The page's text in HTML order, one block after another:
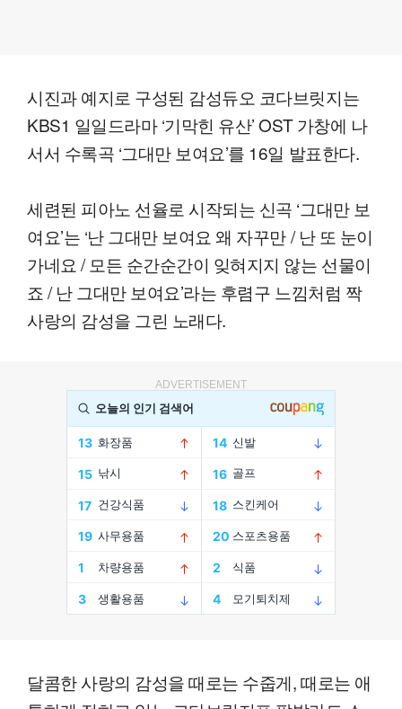
시진과 예지로 구성된 감성듀오 코다브릿지는
KBS1 일일드라마 ‘기막힌 유산’ OST 가창에 나
서서 수록곡 ‘그대만 보여요’를 16일 발표한다.
세련된 피아노 선율로 시작되는 신곡 ‘그대만 보
여요’는 ‘난 그대만 보여요 왜 자꾸만 / 난 또 눈이
가네요 / 모든 순간순간이 잊혀지지 않는 선물이
죠 / 난 그대만 보여요’라는 후렴구 느낌처럼 짝
사랑의 감성을 그린 노래다.
ADVERTISEMENT
달콤한 사랑의 감성을 때로는 수줍게, 때로는 애